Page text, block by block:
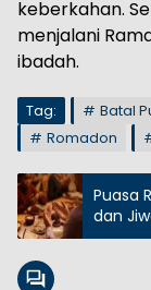
keberkahan.
menjalani
ibadah.
Tag: Batal
Romadon
Puasa
dan